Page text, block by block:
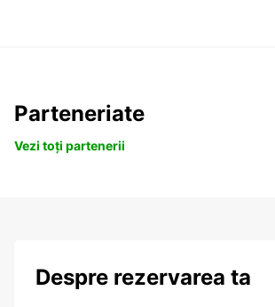
Parteneriate
Vezi toți partenerii
Despre rezervarea ta